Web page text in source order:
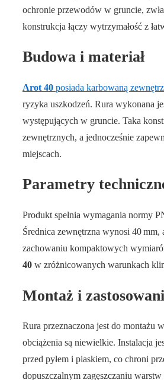
ochronie przewodów w gruncie,
konstrukcja łączy wytrzymałość z
Budowa i materiał
Arot 40 posiada karbowaną
ryzyka uszkodzeń. Rura wykonana
występujących w gruncie. Taka
zewnętrznych, a jednocześnie
miejscach.
Parametry
Produkt spełnia wymagania normy
Średnica zewnętrzna wynosi 40
zachowaniu kompaktowych
40 w zróżnicowanych warunkach
Montaż i
Rura przeznaczona jest do montażu
obciążenia są niewielkie. Instalacja
przed pyłem i piaskiem, co chroni
dopuszczalnym zagęszczaniu